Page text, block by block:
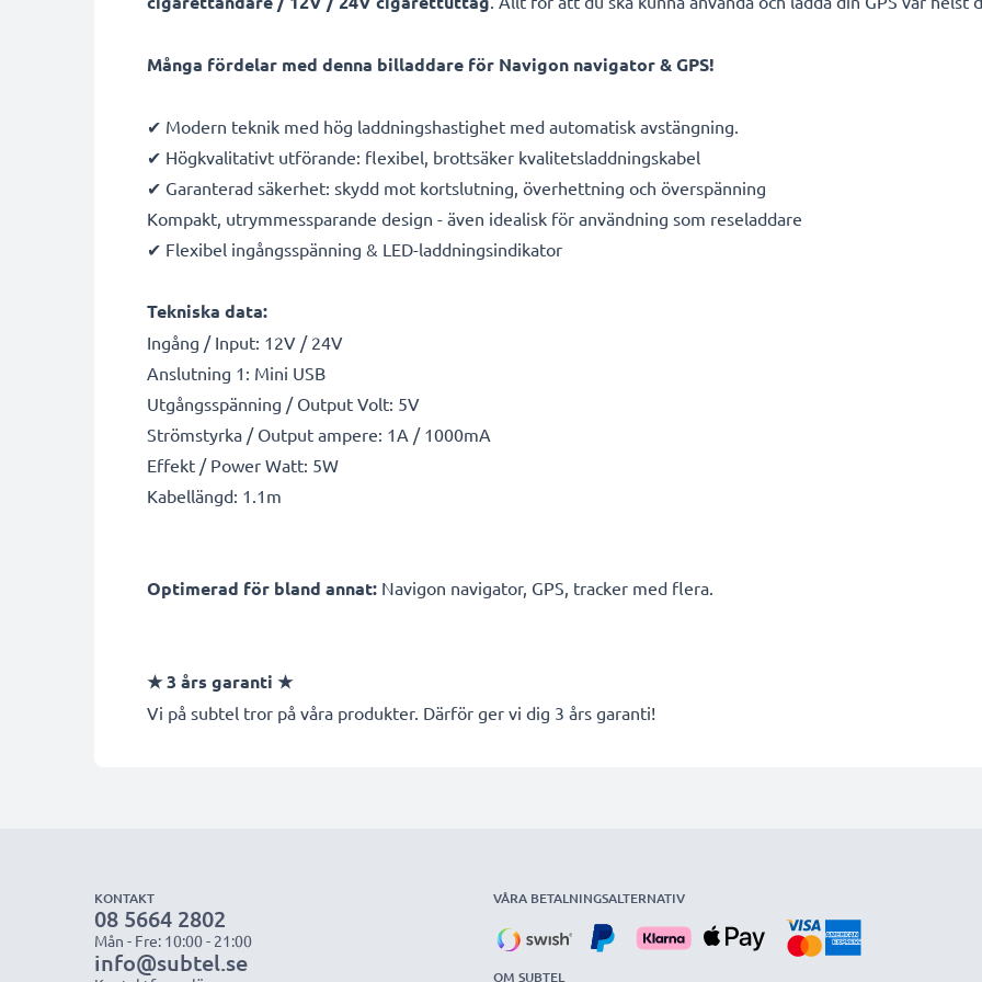
Många fördelar med denna billaddare för Navigon navigator & GPS!
✔ Modern teknik med hög laddningshastighet med automatisk avstängning.
✔ Högkvalitativt utförande: flexibel, brottsäker kvalitetsladdningskabel
✔ Garanterad säkerhet: skydd mot kortslutning, överhettning och överspänning
Kompakt, utrymmessparande design - även idealisk för användning som reseladdare
✔ Flexibel ingångsspänning & LED-laddningsindikator
Tekniska data:
Ingång / Input: 12V / 24V
Anslutning 1: Mini USB
Utgångsspänning / Output Volt: 5V
Strömstyrka / Output ampere: 1A / 1000mA
Effekt / Power Watt: 5W
Kabellängd: 1.1m
Optimerad för bland annat: Navigon navigator, GPS, tracker med flera.
★3 års garanti ★
Vi på subtel tror på våra produkter. Därför ger vi dig 3 års garanti!
KONTAKT
08 5664 2802
Mån - Fre: 10:00 - 21:00
info@subtel.se
VÅRA BETALNINGSALTERNATIV
OM SUBTEL